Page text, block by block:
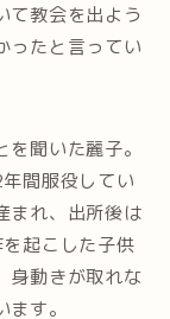
て教会を出よう
ったと言ってい
聞いた麗子。
間服役してい
まれ、出所後は
起こした子供
身動きが取れな
す。